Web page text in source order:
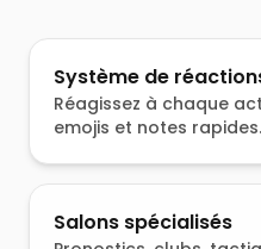
Système de
Réagissez à chaque
emojis et notes rapides.
Salons spécialisés